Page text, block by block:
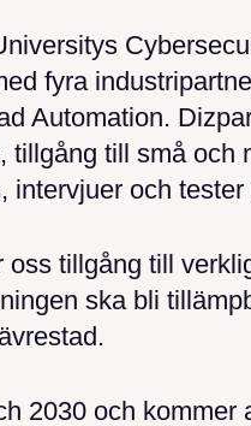
fyra
Automation.
tillgång till små och
intervjuer och
oss tillgång till
ska bli
2030 och kommer